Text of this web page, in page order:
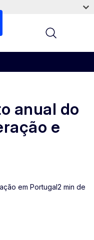
anual do
e
em Portugal2 min de